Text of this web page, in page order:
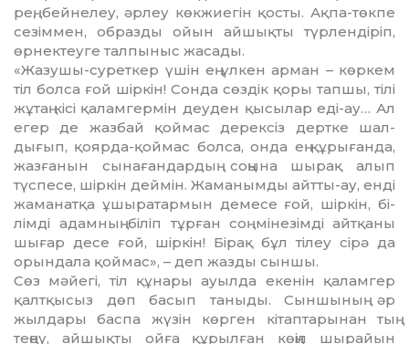
рең, бейнелеу, әрлеу көкжиегiн қосты. Ақпа-төкпе
се­зiммен, образды ойын айшықты түр­лен­дiрiп,
өрнектеуге талпыныс жасады.
«Жазушы-суреткер үшiн ең үлкен арман – көркем
тiл болса ғой шiркiн! Сонда сөз­дiк қоры тапшы, тiлi
жұтаң кiсi қалам­гермiн деуден қысылар едi-ау… Ал
егер де жазбай қоймас дерексiз дертке шал­
дығып, қоярда-қоймас болса, онда ең құ­рығанда,
жазғанын сынағандардың соңы­на шырақ алып
түспесе, шiркiн дей­мiн. Жаманымды айтты-ау, ендi
жа­ма­нат­қа ұшыратармын демесе ғой, шiркiн, бi­
лiмдi адамның бiлiп тұрған соң мiнезiмдi айтқаны
шығар десе ғой, шiркiн! Бiрақ бұл тiлеу сiрә да
орындала қоймас», – деп жазды сыншы.
Сөз мәйегi, тiл құнары ауылда екенiн қа­ламгер
қалтқысыз дөп басып таныды. Сын­шының әр
жылдары баспа жүзiн көрген кiтаптарынан тың
теңеу, айшықты ойға құрылған көңiл шырайын